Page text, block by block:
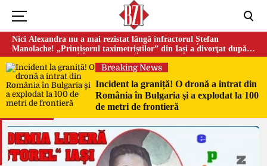
Nici Alexandra nu a mai rezistat lângă infractorul Ștefan
Manolache! „Prințișorul taximetriștilor” din Iași a divorţat după
doi ani de căsnicie
Breaking News
Incident la graniță! O dronă a intrat din
România în Bulgaria şi a explodat la 100
de metri de frontieră